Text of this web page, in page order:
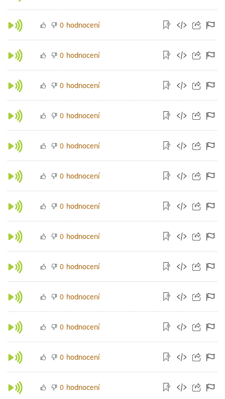
0 hodnocení
0 hodnocení
0 hodnocení
0 hodnocení
0 hodnocení
0 hodnocení
0 hodnocení
0 hodnocení
0 hodnocení
0 hodnocení
0 hodnocení
0 hodnocení
0 hodnocení